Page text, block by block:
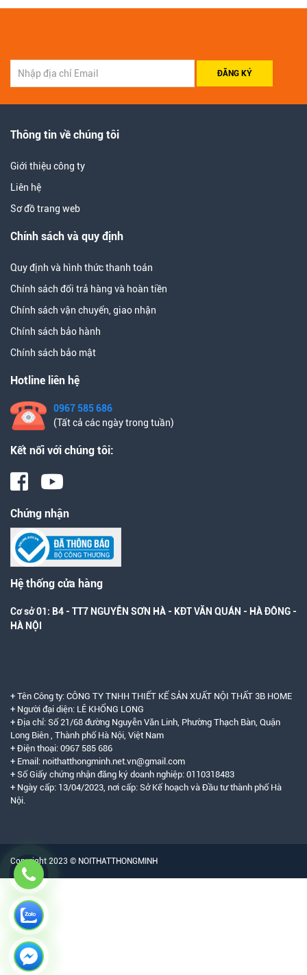
ĐĂNG KÝ
Thông tin về chúng tôi
Giới thiệu công ty
Liên hệ
Sơ đồ trang web
Chính sách và quy định
Quy định và hình thức thanh toán
Chính sách đổi trả hàng và hoàn tiền
Chính sách vận chuyển, giao nhận
Chính sách bảo hành
Chính sách bảo mật
Hotline liên hệ
0967 585 686
(Tất cả các ngày trong tuần)
Kết nối với chúng tôi:
Chứng nhận
Hệ thống cửa hàng
Cơ sở 01: B4 - TT7 NGUYỄN SƠN HÀ - KĐT VĂN QUÁN - HÀ ĐÔNG -
HÀ NỘI
+ Tên Công ty: CÔNG TY TNHH THIẾT KẾ SẢN XUẤT NỘI THẤT 3B HOME
+ Người đại diện: LÊ KHỔNG LONG
+ Địa chỉ: Số 21/68 đường Nguyễn Văn Linh, Phường Thạch Bàn, Quận
Long Biên , Thành phố Hà Nội, Việt Nam
+ Điện thoại: 0967 585 686
+ Email: noithatthongminh.net.vn@gmail.com
+ Số Giấy chứng nhận đăng ký doanh nghiệp: 0110318483
+ Ngày cấp: 13/04/2023, nơi cấp: Sở Kế hoạch và Đầu tư thành phố Hà
Nội.
Copyright 2023 © NOITHATTHONGMINH